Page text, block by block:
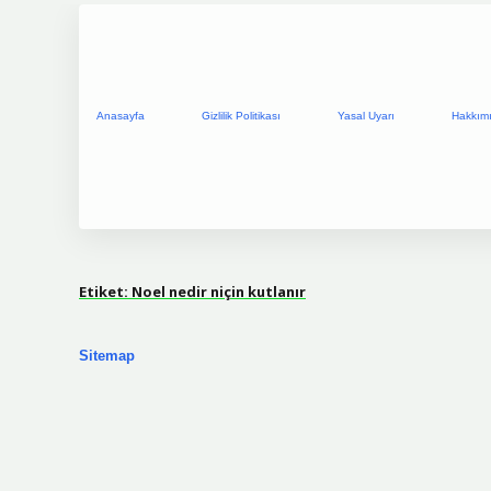
Anasayfa Gizlilik Politikası Yasal Uyarı
Etiket: Noel nedir niçin kutlanır
Sitemap